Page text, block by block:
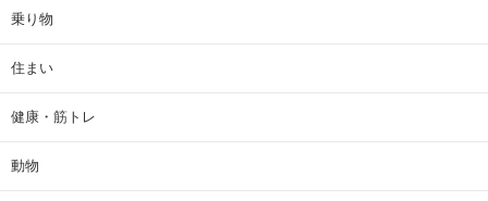
乗り物
住まい
健康・筋トレ
動物